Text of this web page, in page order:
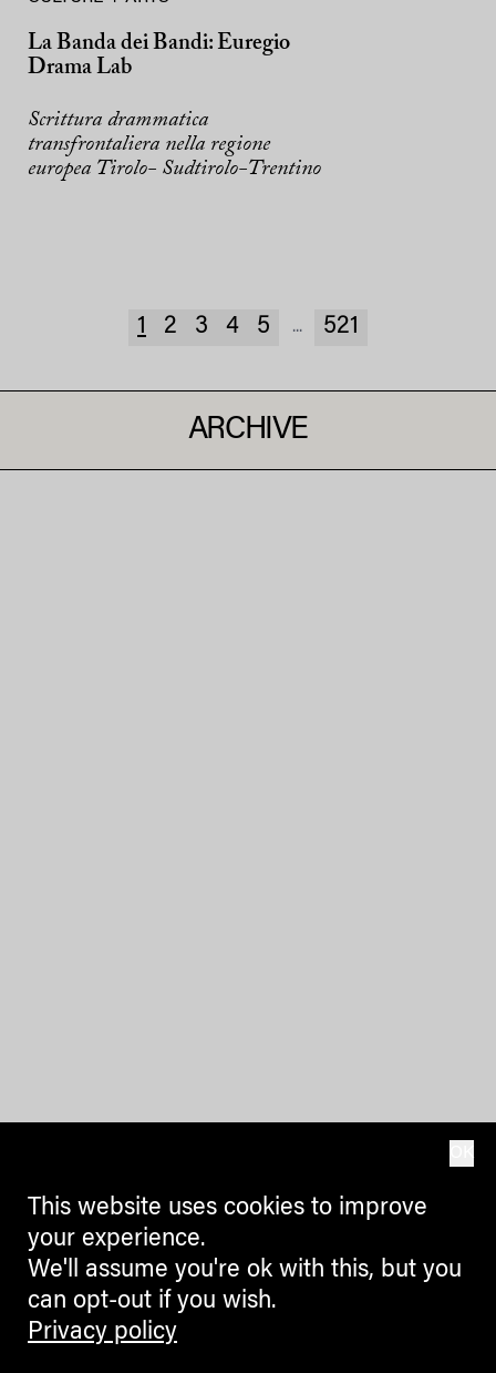
La Banda dei Bandi: Euregio
Drama Lab
Scrittura drammatica
transfrontaliera nella regione
europea Tirolo- Sudtirolo-Trentino
1 2 3 4 5 ... 521
ARCHIVE
This website uses cookies to improve
your experience.
We'll assume you're ok with this, but you
can opt-out if you wish.
Privacy policy